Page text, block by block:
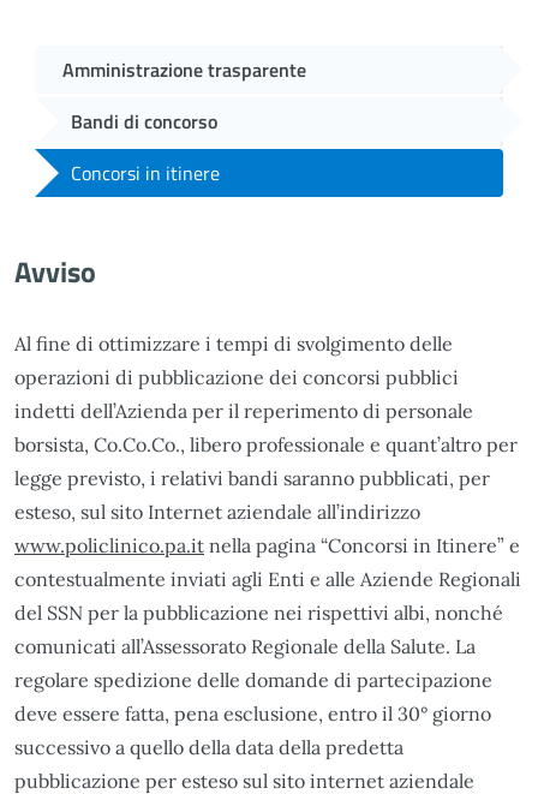
Amministrazione trasparente
Bandi di concorso
Concorsi in itinere
Avviso
Al fine di ottimizzare i tempi di svolgimento delle
operazioni di pubblicazione dei concorsi pubblici
indetti dell’Azienda per il reperimento di personale
borsista, Co.Co.Co., libero professionale e quant’altro per
legge previsto, i relativi bandi saranno pubblicati, per
esteso, sul sito Internet aziendale all’indirizzo
www.policlinico.pa.it nella pagina “Concorsi in Itinere” e
contestualmente inviati agli Enti e alle Aziende Regionali
del SSN per la pubblicazione nei rispettivi albi, nonché
comunicati all’Assessorato Regionale della Salute. La
regolare spedizione delle domande di partecipazione
deve essere fatta, pena esclusione, entro il 30° giorno
successivo a quello della data della predetta
pubblicazione per esteso sul sito internet aziendale